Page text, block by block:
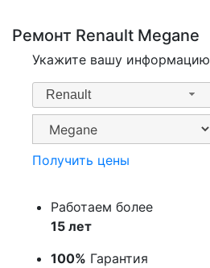
Ремонт Renault Megane
Укажите вашу информацию
Renault
Получить цены
Работаем более
15 лет
100% Гарантия